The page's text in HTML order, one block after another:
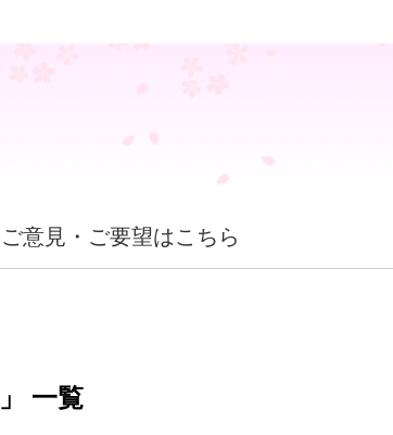
ご意見・ご要望はこちら
一覧